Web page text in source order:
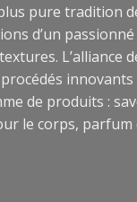
pure tradition
d’un
L’alliance
innovants
de produits :
le corps, parfum